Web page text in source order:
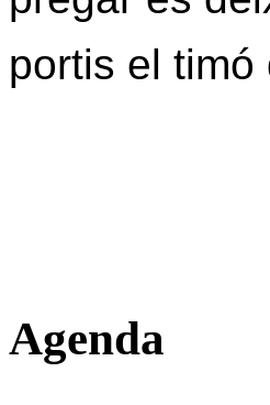
portis el
Agenda